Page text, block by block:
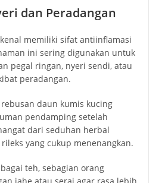
dan Peradangan
memiliki sifat antiinflamasi
ini sering digunakan untuk
pegal ringan, nyeri sendi, atau
peradangan.
daun kumis kucing
pendamping setelah
dari seduhan herbal
yang cukup menenangkan.
teh, sebagian orang